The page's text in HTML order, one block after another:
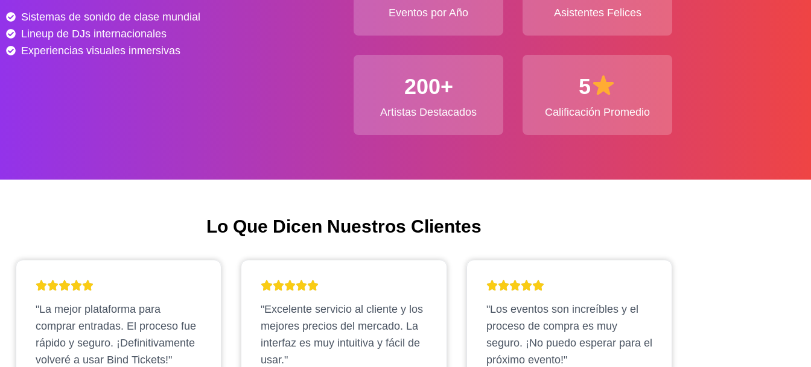
s
d
e
h
0
0
.
Sistemas de sonido de clase mundial
Lineup de DJs internacionales
Experiencias visuales inmersivas
Eventos por Año Asistentes Felices
200+
Artistas Destacados
5
Calificación Promedio
Lo Que Dicen Nuestros Clientes
"La mejor plataforma para
comprar entradas. El proceso fue
rápido y seguro. ¡Definitivamente
volveré a usar Bind Tickets!"
"Excelente servicio al cliente y los
mejores precios del mercado. La
interfaz es muy intuitiva y fácil de
usar."
"Los eventos son increíbles y el
proceso de compra es muy
seguro. ¡No puedo esperar para el
próximo evento!"